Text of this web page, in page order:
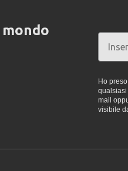
Ho
qualsiasi
mail
visibile